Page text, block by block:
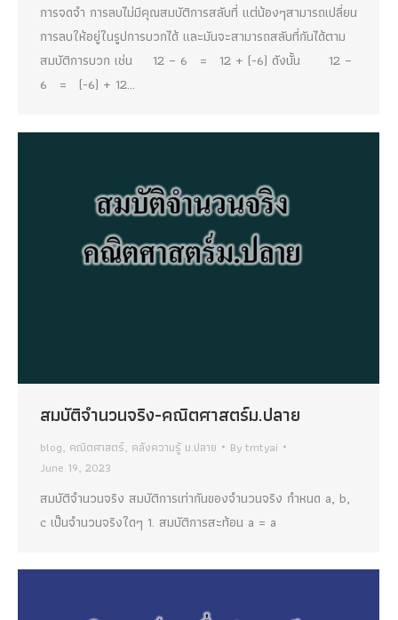
การจดจำ การลบไม่มีคุณสมบัติการสลับที่ แต่น้องๆสามารถเปลี่ยน
การลบให้อยู่ในรูปการบวกได้ และมันจะสามารถสลับที่กันได้ตาม
สมบัติการบวก เช่น 12 – 6 = 12 + (-6) ดังนั้น 12 –
6 = (-6) + 12…
สมบัติจำนวนจริง-คณิตศาสตร์ม.ปลาย
blog, คณิตศาสตร์, คลังความรู้ ม.ปลาย Bytmtyai
June 19, 2023
สมบัติจำนวนจริง สมบัติการเท่ากันของจำนวนจริง กำหนด a, b,
c เป็นจำนวนจริงใดๆ 1. สมบัติการสะท้อน a = a